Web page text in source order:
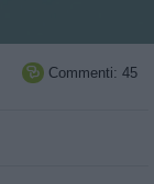
 Commenti: 45